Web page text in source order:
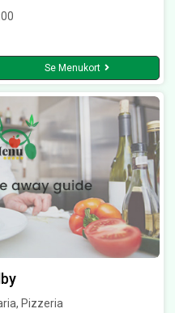
Se Menukort
Pizzeria